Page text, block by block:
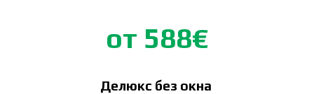
от 588€
Делюкс без окна